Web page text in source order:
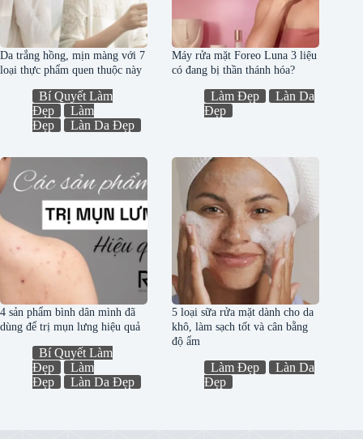
Da trắng hồng, mịn màng với 7
loại thực phẩm quen thuộc này
Bí Quyết Làm
Đẹp
Làm
Đẹp
Làn Da Đẹp
Máy rửa mặt Foreo Luna 3 liệu
có đang bị thần thánh hóa?
Làm Đẹp
Làn Da
Đẹp
4 sản phẩm bình dân mình đã
dùng để trị mụn lưng hiệu quả
Bí Quyết Làm
Đẹp
Làm
Đẹp
Làn Da Đẹp
5 loại sữa rửa mặt dành cho da
khô, làm sạch tốt và cân bằng
độ ẩm
Làm Đẹp
Làn Da
Đẹp